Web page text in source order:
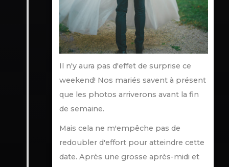
Il n'y aura pas d'effet de surprise ce
weekend! Nos mariés savent à présent
que les photos arriverons avant la fin
de semaine.
Mais cela ne m'empêche pas de
redoubler d'effort pour atteindre cette
date. Après une grosse après-midi et